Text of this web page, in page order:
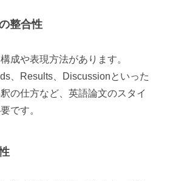
整合性
成や表現方法があります。
、Results、Discussionといった
の仕方など、英語論文のスタイ
です。